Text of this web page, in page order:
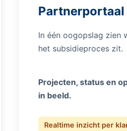
Partnerportaal
In één oogopslag zien
het subsidieproces zit.
Projecten, status en
in beeld.
Realtime inzicht per